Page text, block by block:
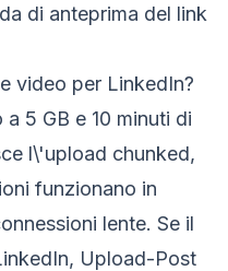
di anteprima del link
video per LinkedIn?
5 GB e 10 minuti di
l\'upload chunked,
funzionano in
lente. Se il
Upload-Post